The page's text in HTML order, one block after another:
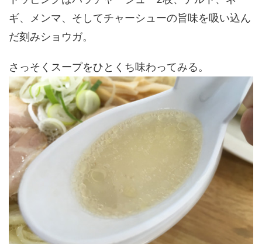
ギ、メンマ、そしてチャーシューの旨味を吸い込ん
だ刻みショウガ。
さっそくスープをひとくち味わってみる。